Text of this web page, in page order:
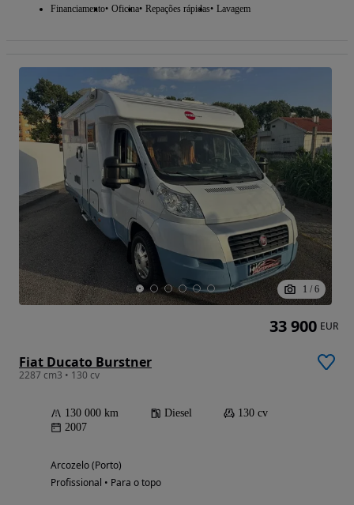
Financiamento Oficina Repações rápidas Lavagem
1 / 6
Fiat Ducato Burstner
2287 cm3 • 130 cv
130 000 km Diesel
130 cv
2007
Arcozelo (Porto)
Profissional • Para o topo
33 900 EUR